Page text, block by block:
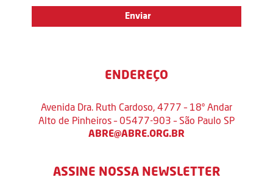
ENDEREÇO
Avenida Dra. Ruth Cardoso, 4777 – 18º Andar
Alto de Pinheiros – 05477-903 – São Paulo SP
ABRE@ABRE.ORG.BR
ASSINE NOSSA NEWSLETTER